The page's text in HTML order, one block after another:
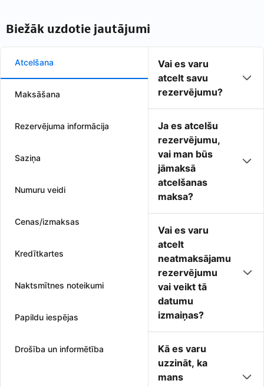
Biežāk uzdotie jautājumi
Atcelšana
Maksāšana
Rezervējuma informācija
Saziņa
Numuru veidi
Cenas/izmaksas
Kredītkartes
Naktsmītnes noteikumi
Papildu iespējas
Drošība un informētība
Vai es varu
atcelt savu
rezervējumu?
Ja es atcelšu
rezervējumu,
vai man būs
jāmaksā
atcelšanas
maksa?
Vai es varu
atcelt
neatmaksājamu
rezervējumu
vai veikt tā
datumu
izmaiņas?
Kā es varu
uzzināt, ka
mans